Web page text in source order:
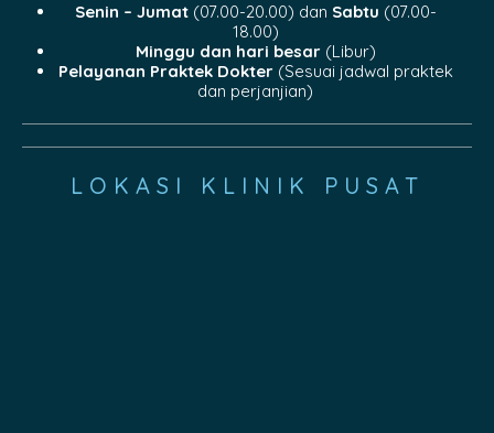
Senin – Jumat(07.00-20.00) dan Sabtu (07.00-
18.00)
Minggu dan hari besar(Libur)
Pelayanan Praktek Dokter(Sesuai jadwal praktek
dan perjanjian)
LOKASI KLINIK PUSAT